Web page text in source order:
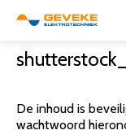
De inhoud is
wachtwoord